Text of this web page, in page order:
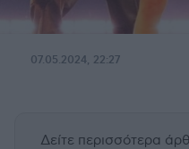
07.05.2024, 22:27
Δείτε περισσότερα